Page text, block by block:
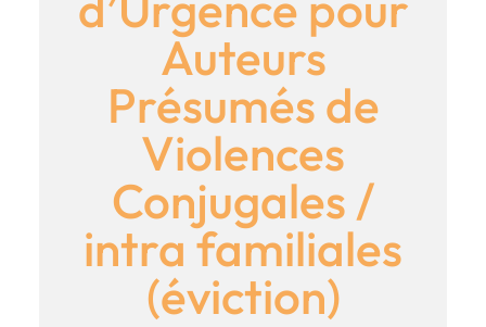
Auteurs
Présumés de
Violences
Conjugales /
intra familiales
(éviction)